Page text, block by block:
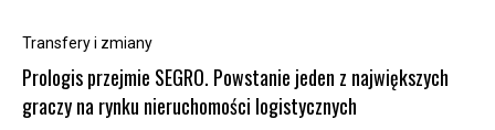
Transfery i zmiany
Prologis przejmie SEGRO. Powstanie jeden z największych
graczy na rynku nieruchomości logistycznych